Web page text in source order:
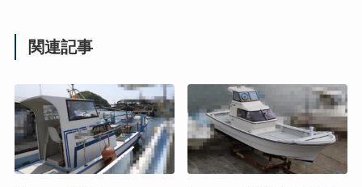
関連記事